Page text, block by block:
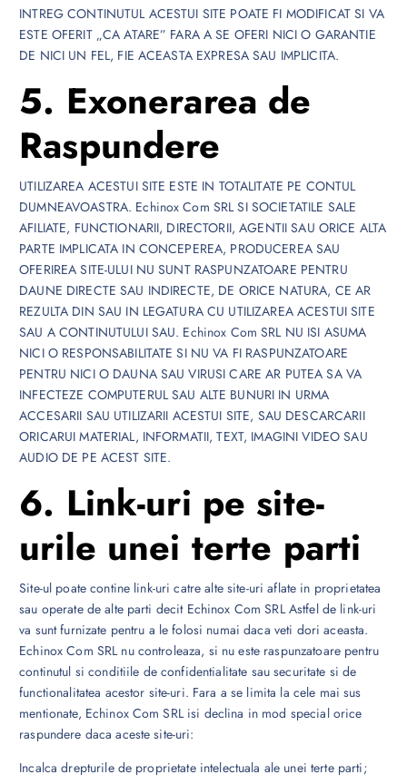
INTREG CONTINUTUL ACESTUI SITE POATE FI MODIFICAT SI VA
ESTE OFERIT „CA ATARE” FARA A SE OFERI NICI O GARANTIE
DE NICI UN FEL, FIE ACEASTA EXPRESA SAU IMPLICITA.
5. Exonerarea de
Raspundere
UTILIZAREA ACESTUI SITE ESTE IN TOTALITATE PE CONTUL
DUMNEAVOASTRA. Echinox Com SRL SI SOCIETATILE SALE
AFILIATE, FUNCTIONARII, DIRECTORII, AGENTII SAU ORICE ALTA
PARTE IMPLICATA IN CONCEPEREA, PRODUCEREA SAU
OFERIREA SITE-ULUI NU SUNT RASPUNZATOARE PENTRU
DAUNE DIRECTE SAU INDIRECTE, DE ORICE NATURA, CE AR
REZULTA DIN SAU IN LEGATURA CU UTILIZAREA ACESTUI SITE
SAU A CONTINUTULUI SAU. Echinox Com SRL NU ISI ASUMA
NICI O RESPONSABILITATE SI NU VA FI RASPUNZATOARE
PENTRU NICI O DAUNA SAU VIRUSI CARE AR PUTEA SA VA
INFECTEZE COMPUTERUL SAU ALTE BUNURI IN URMA
ACCESARII SAU UTILIZARII ACESTUI SITE, SAU DESCARCARII
ORICARUI MATERIAL, INFORMATII, TEXT, IMAGINI VIDEO SAU
AUDIO DE PE ACEST SITE.
6. Link-uri pe site-
urile unei terte parti
Site-ul poate contine link-uri catre alte site-uri aflate in proprietatea
sau operate de alte parti decit Echinox Com SRL Astfel de link-uri
va sunt furnizate pentru a le folosi numai daca veti dori aceasta.
Echinox Com SRL nu controleaza, si nu este raspunzatoare pentru
continutul si conditiile de confidentialitate sau securitate si de
functionalitatea acestor site-uri. Fara a se limita la cele mai sus
mentionate, Echinox Com SRL isi declina in mod special orice
raspundere daca aceste site-uri:
Incalca drepturile de proprietate intelectuala ale unei terte parti;